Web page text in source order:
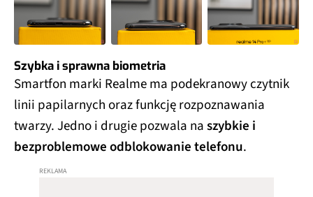
Szybka i sprawna biometria
Smartfon marki Realme ma podekranowy czytnik
linii papilarnych oraz funkcję rozpoznawania
twarzy. Jedno i drugie pozwala naszybkie i
bezproblemowe odblokowanie telefonu.